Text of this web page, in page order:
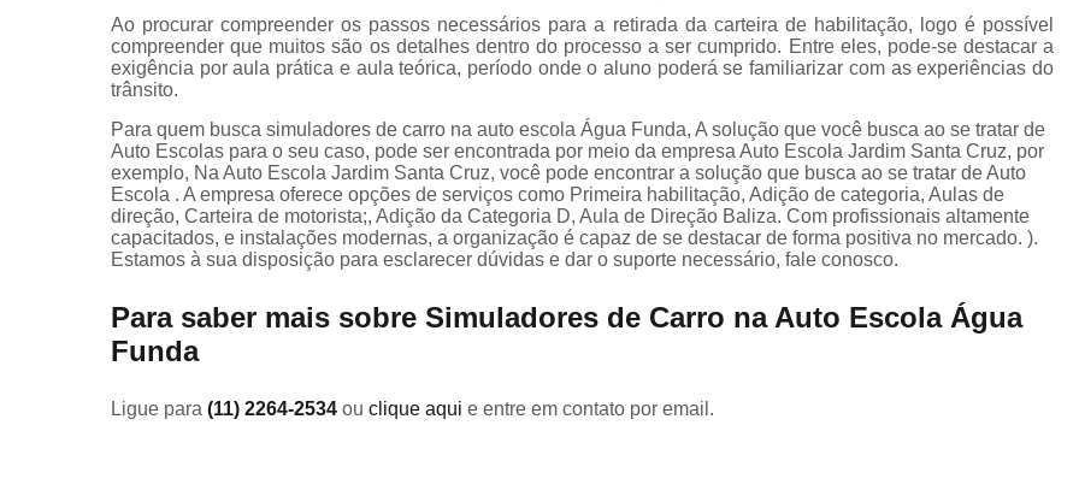
cnh
Renovação
Simulador de
direção
Auto Escola para Iniciantes
Auto Escola para Reciclagem
Carteira de Motorista B
Carteira de Motorista de
Carteira de Motorista Deficiente
Carteira de Motorista
Carteira de Motorista para Emancipado
Categoria Cnh B
Aula de
Ao procurar compreender os passos necessários para a retirada da carteira de habilitação, logo é possível
compreender que muitos são os detalhes dentro do processo a ser cumprido. Entre eles, pode-se destacar a
exigência por aula prática e aula teórica, período onde o aluno poderá se familiarizar com as experiências do
trânsito.
Para quem busca simuladores de carro na auto escola Água Funda, A solução que você busca ao se tratar de
Auto Escolas para o seu caso, pode ser encontrada por meio da empresa Auto Escola Jardim Santa Cruz, por
exemplo, Na Auto Escola Jardim Santa Cruz, você pode encontrar a solução que busca ao se tratar de Auto
Escola . A empresa oferece opções de serviços como Primeira habilitação, Adição de categoria, Aulas de
direção, Carteira de motorista;, Adição da Categoria D, Aula de Direção Baliza. Com profissionais altamente
capacitados, e instalações modernas, a organização é capaz de se destacar de forma positiva no mercado. ).
Estamos à sua disposição para esclarecer dúvidas e dar o suporte necessário, fale conosco.
Para saber mais sobre Simuladores de Carro na Auto Escola Água
Funda
Ligue para (11) 2264-2534 ou clique aqui e entre em contato por email.